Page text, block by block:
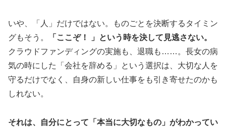
いや、「人」だけではない。ものごとを決断するタイミン
グもそう。
「ここぞ！ 」という時を決して見逃さない。
クラウドファンディングの実施も、退職も……。長女の病
気の時にした「会社を辞める」という選択は、大切な人を
守るだけでなく、自身の新しい仕事をも引き寄せたのかも
しれない。
それは、自分にとって「本当に大切なもの」がわかってい